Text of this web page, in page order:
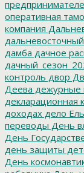
оперативная
компания
дальневосточный
дамба дачное
контроль двор
Деева дежурные
декларационная
доходах дело
переводы День
День
день защиты
День